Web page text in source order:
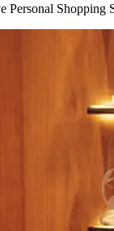
Personal Shopping